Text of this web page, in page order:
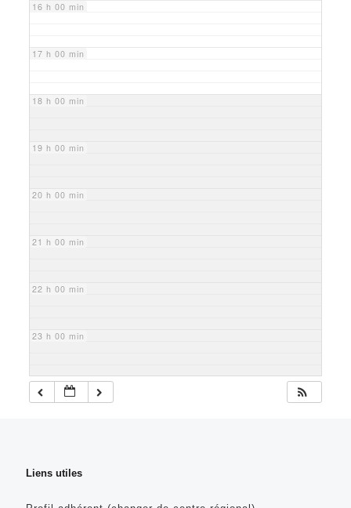
16 h 00 min
17 h 00 min
18 h 00 min
19 h 00 min
20 h 00 min
21 h 00 min
22 h 00 min
23 h 00 min
Liens utiles